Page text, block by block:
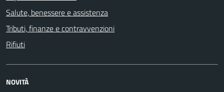
Salute, benessere e assistenza
Tributi, finanze e contravvenzioni
Rifiuti
NOVITÀ